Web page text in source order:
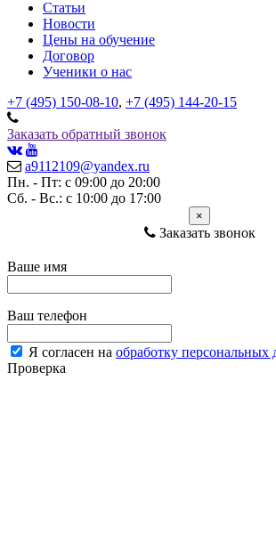
Статьи
Новости
Цены на обучение
Договор
Ученики о нас
+7 (495) 150-08-10, +7 (495) 144-20-15
Заказать обратный звонок
a9112109@yandex.ru
Пн. - Пт: с 09:00 до 20:00
Сб. - Вс.: с 10:00 до 17:00
×
Заказать звонок
Ваше имя
Ваш телефон
Я согласен на обработку персональных
Проверка